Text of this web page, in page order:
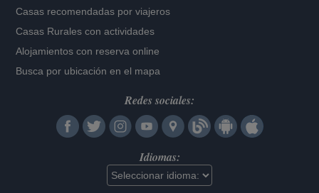
Casas recomendadas por viajeros
Casas Rurales con actividades
Alojamientos con reserva online
Busca por ubicación en el mapa
Redes sociales:
Idiomas: